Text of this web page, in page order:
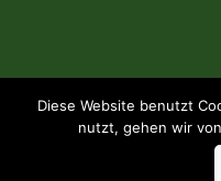
AGB’s
Inhaltsstoffe
Diese Website benutzt
nutzt, gehen wir